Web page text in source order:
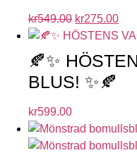
kr549.00 kr275.00
🍂✨
BLUS! ✨🍂
kr599.00